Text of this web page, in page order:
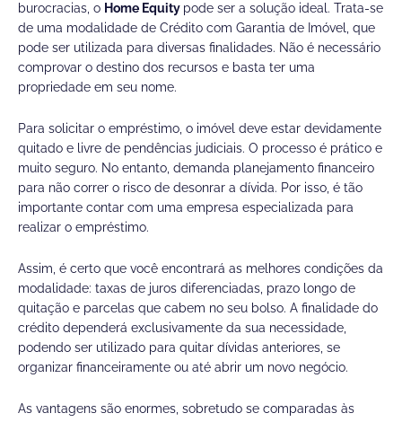
burocracias, o Home Equity pode ser a solução ideal. Trata-se
de uma modalidade de Crédito com Garantia de Imóvel, que
pode ser utilizada para diversas finalidades. Não é necessário
comprovar o destino dos recursos e basta ter uma
propriedade em seu nome.
Para solicitar o empréstimo, o imóvel deve estar devidamente
quitado e livre de pendências judiciais. O processo é prático e
muito seguro. No entanto, demanda planejamento financeiro
para não correr o risco de desonrar a dívida. Por isso, é tão
importante contar com uma empresa especializada para
realizar o empréstimo.
Assim, é certo que você encontrará as melhores condições da
modalidade: taxas de juros diferenciadas, prazo longo de
quitação e parcelas que cabem no seu bolso. A finalidade do
crédito dependerá exclusivamente da sua necessidade,
podendo ser utilizado para quitar dívidas anteriores, se
organizar financeiramente ou até abrir um novo negócio.
As vantagens são enormes, sobretudo se comparadas às